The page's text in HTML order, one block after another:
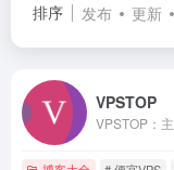
排序 发布 更新
VPSTOP